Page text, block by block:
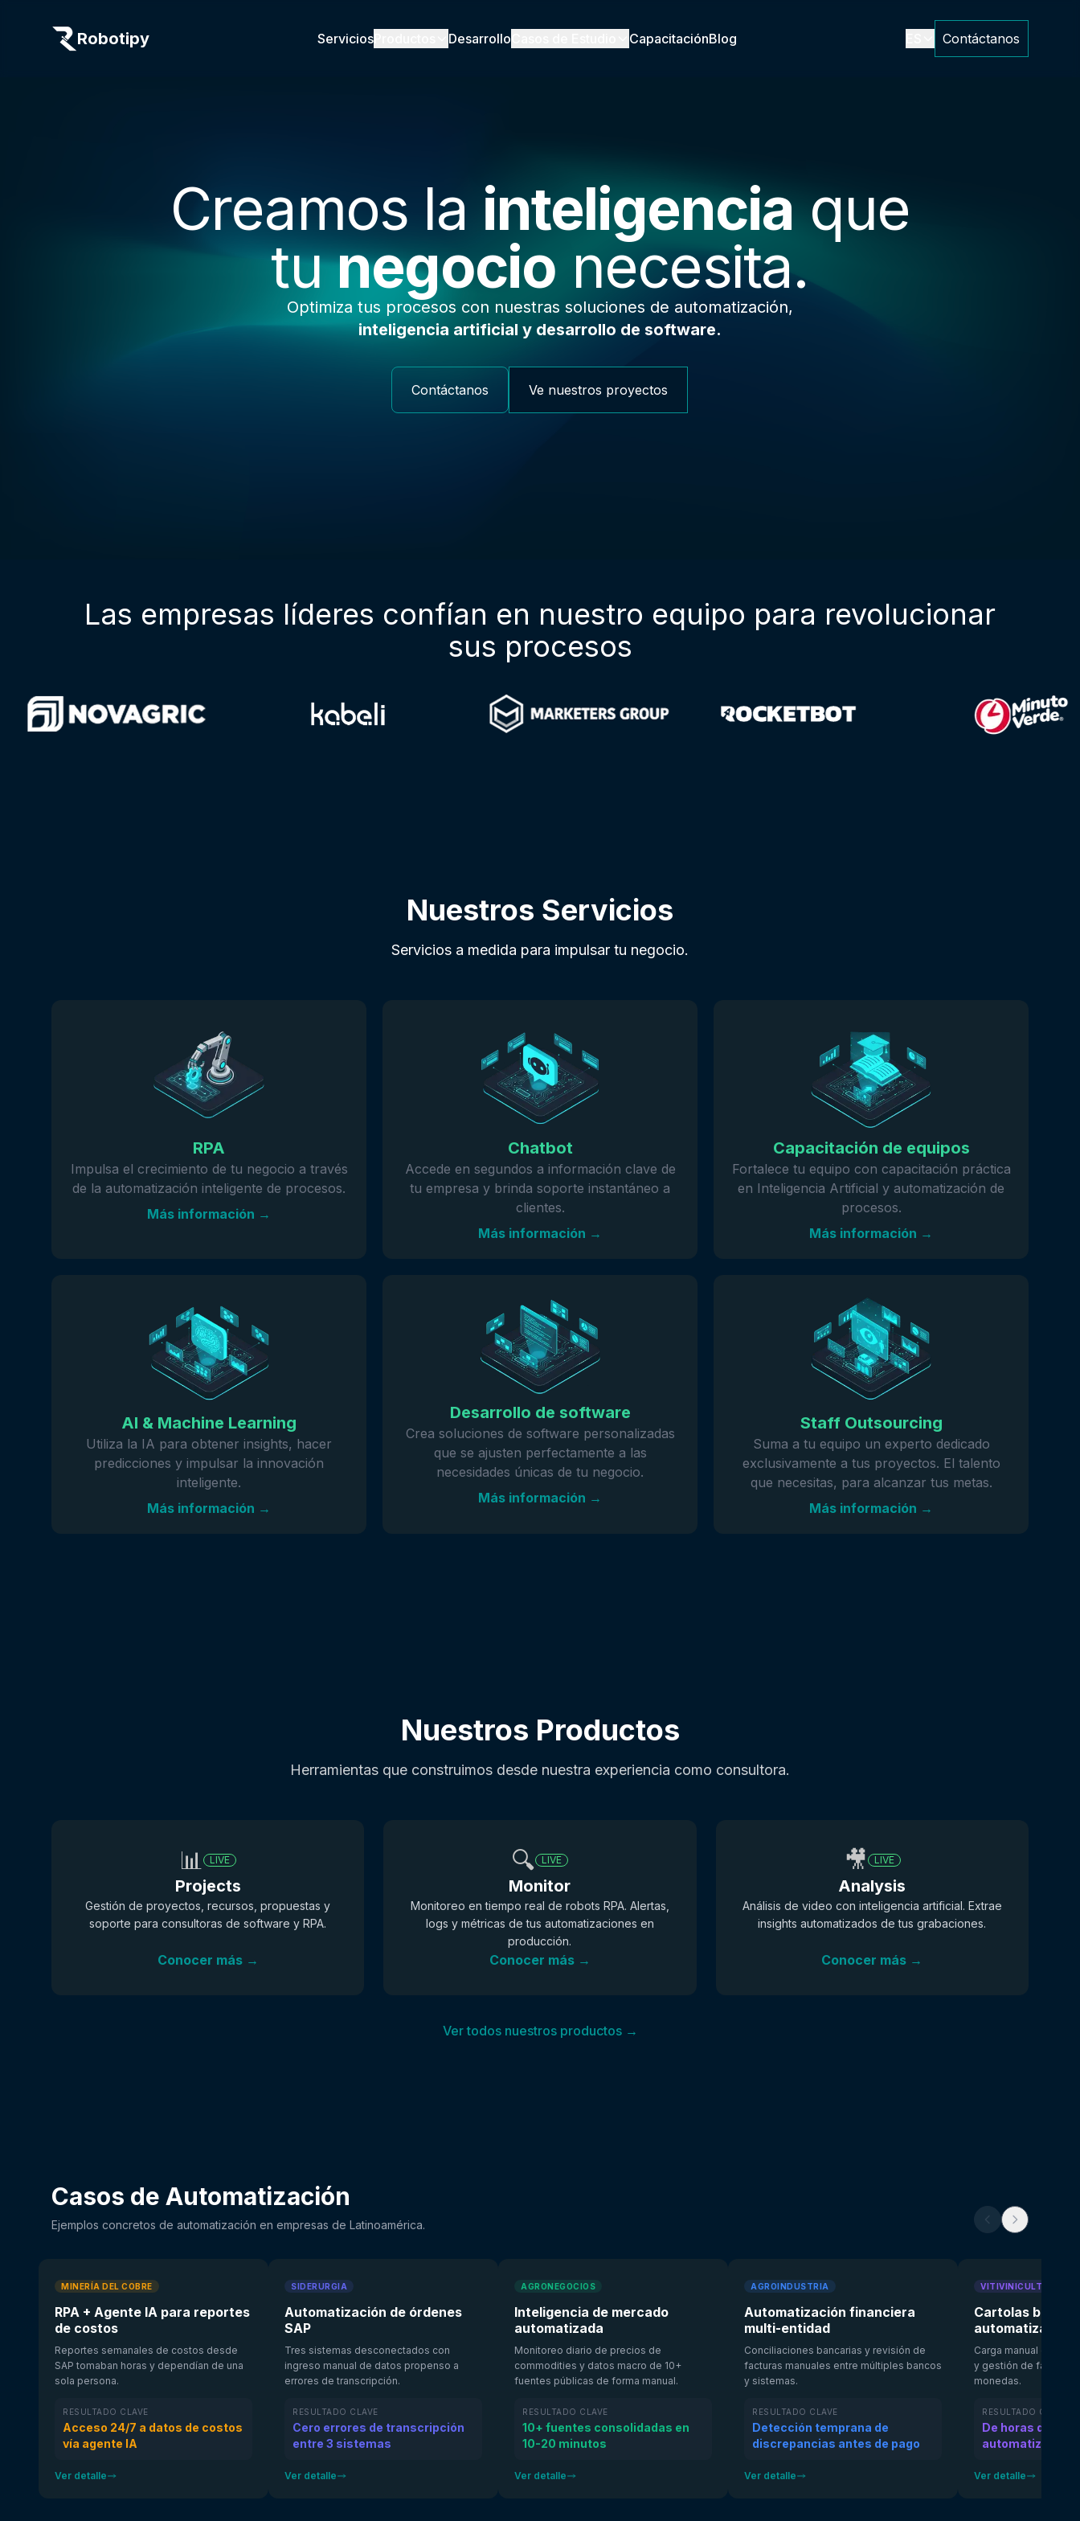
Robotipy Servicios Desarrollo CapacitaciónBlog Contáctanos
Creamos la inteligenciaque
tunegocio necesita.
Optimiza tus procesos con nuestras soluciones de automatización,
inteligencia artificial y desarrollo de software.
Contáctanos Ve nuestros proyectos
Las empresas líderes confían en nuestro equipo para revolucionar
sus procesos
Nuestros Servicios
Servicios a medida para impulsar tu negocio.
RPA
Impulsa el crecimiento de tu negocio a través
de la automatización inteligente de procesos.
Más información →
Chatbot
Accede en segundos a información clave de
tu empresa y brinda soporte instantáneo a
clientes.
Más información →
Capacitación de equipos
Fortalece tu equipo con capacitación práctica
en Inteligencia Artificial y automatización de
procesos.
Más información →
AI & Machine Learning
Utiliza la IA para obtener insights, hacer
predicciones y impulsar la innovación
inteligente.
Más información →
Desarrollo de software
Crea soluciones de software personalizadas
que se ajusten perfectamente a las
necesidades únicas de tu negocio.
Más información →
Staff Outsourcing
Suma a tu equipo un experto dedicado
exclusivamente a tus proyectos. El talento
que necesitas, para alcanzar tus metas.
Más información →
Nuestros Productos
Herramientas que construimos desde nuestra experiencia como consultora.
📊 LIVE
Projects
Gestión de proyectos, recursos, propuestas y
soporte para consultoras de software y RPA.
Conocer más →
🔍 LIVE
Monitor
Monitoreo en tiempo real de robots RPA. Alertas,
logs y métricas de tus automatizaciones en
producción.
Conocer más →
🎥 LIVE
Analysis
Análisis de video con inteligencia artificial. Extrae
insights automatizados de tus grabaciones.
Conocer más →
Ver todos nuestros productos →
Casos de Automatización
Ejemplos concretos de automatización en empresas de Latinoamérica.
MINERÍA DEL COBRE
RPA + Agente IA para reportes
de costos
Reportes semanales de costos desde
SAP tomaban horas y dependían de una
sola persona.
RESULTADO CLAVE
Acceso 24/7 a datos de costos
vía agente IA
Ver detalle
SIDERURGIA
Automatización de órdenes
SAP
Tres sistemas desconectados con
ingreso manual de datos propenso a
errores de transcripción.
RESULTADO CLAVE
Cero errores de transcripción
entre 3 sistemas
Ver detalle
AGRONEGOCIOS
Inteligencia de mercado
automatizada
Monitoreo diario de precios de
commodities y datos macro de 10+
fuentes públicas de forma manual.
RESULTADO CLAVE
10+ fuentes consolidadas en
10-20 minutos
Ver detalle
AGROINDUSTRIA
Automatización financiera
multi-entidad
Conciliaciones bancarias y revisión de
facturas manuales entre múltiples bancos
y sistemas.
RESULTADO CLAVE
Detección temprana de
discrepancias antes de pago
Ver detalle
VITIVINICULTURA
Cartolas
automatizado
Carga manual diaria
y gestión de
monedas.
RESULTADO CLAVE
De horas
automatizados
Ver detalle